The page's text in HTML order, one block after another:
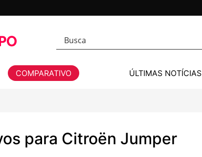
COMPARATIVO ÚLTIMAS NOTÍCIAS
para Citroën Jumper